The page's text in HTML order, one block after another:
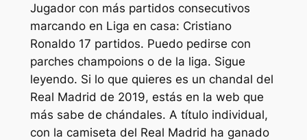
Jugador con más partidos consecutivos
marcando en Liga en casa: Cristiano
Ronaldo 17 partidos. Puedo pedirse con
parches champoions o de la liga. Sigue
leyendo. Si lo que quieres es un chandal del
Real Madrid de 2019, estás en la web que
más sabe de chándales. A título individual,
con la camiseta del Real Madrid ha ganado